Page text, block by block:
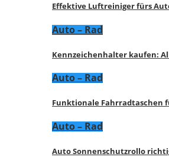
Effektive Luftreiniger fürs
Auto – Rad
Kennzeichenhalter kaufen:
Auto – Rad
Funktionale Fahrradtaschen
Auto – Rad
Auto Sonnenschutzrollo